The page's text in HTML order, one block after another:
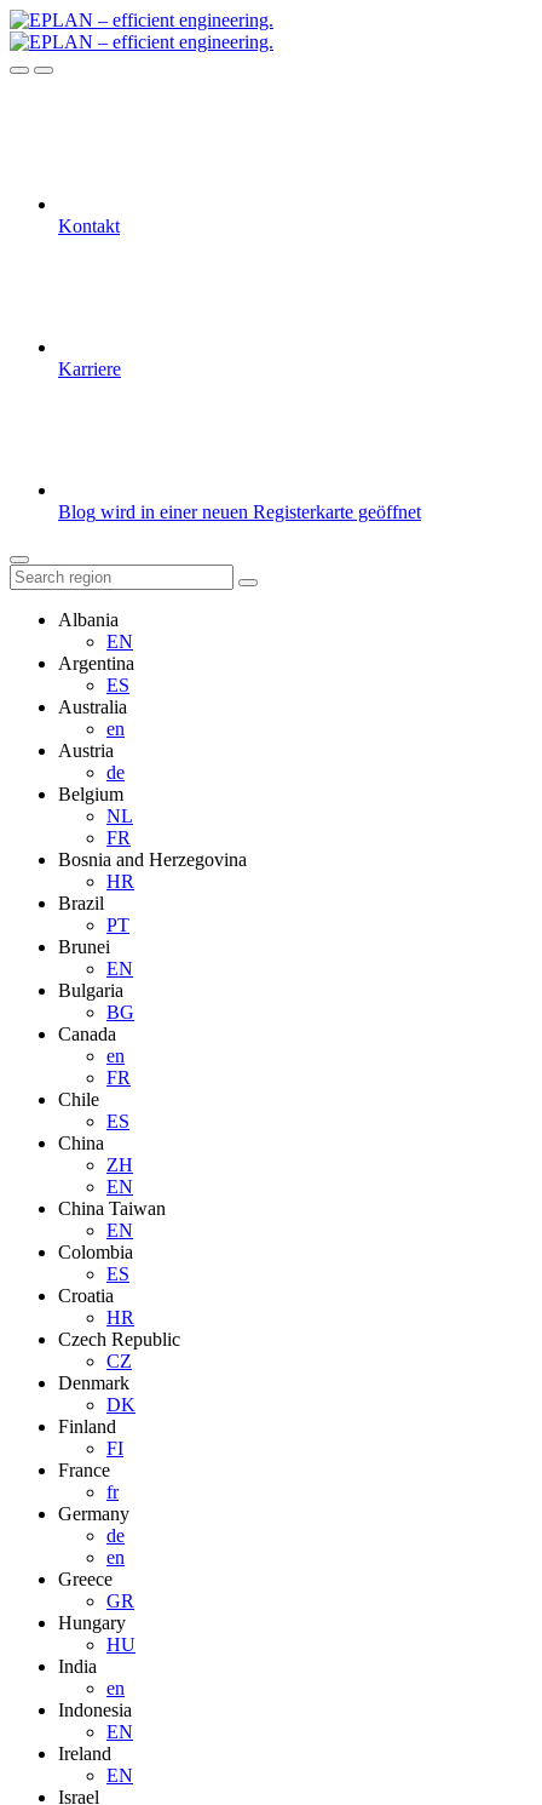
Kontakt
Karriere
Blog wird in einer neuen Registerkarte geöffnet
Albania
EN
Argentina
ES
Australia
en
Austria
de
Belgium
NL
FR
Bosnia and Herzegovina
HR
Brazil
PT
Brunei
EN
Bulgaria
BG
Canada
en
FR
Chile
ES
China
ZH
EN
China Taiwan
EN
Colombia
ES
Croatia
HR
Czech Republic
CZ
Denmark
DK
Finland
FI
France
fr
Germany
de
en
Greece
GR
Hungary
HU
India
en
Indonesia
EN
Ireland
EN
Israel